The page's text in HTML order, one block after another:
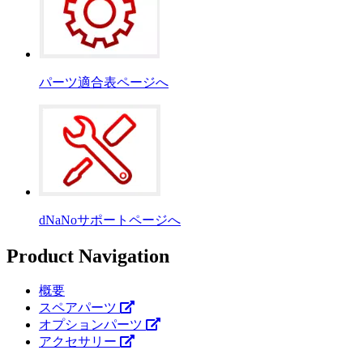
パーツ適合表ページへ
dNaNoサポートページへ
Product Navigation
概要
スペアパーツ
オプションパーツ
アクセサリー